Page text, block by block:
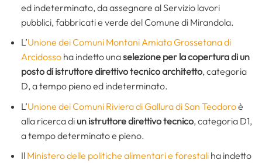
ed indeterminato, da assegnare al Servizio lavori
pubblici, fabbricati e verde del Comune di Mirandola.
L’Unione dei Comuni Montani Amiata Grossetana di
Arcidossoha indetto unaselezione per la copertura di un
posto di istruttore direttivo tecnico architetto, categoria
D, a tempo pieno ed indeterminato.
L’Unione dei Comuni Riviera di Gallura di San Teodoroè
alla ricerca di un istruttore direttivo tecnico, categoria D1,
a tempo determinato e pieno.
Il Ministero delle politiche alimentari e forestaliha indetto